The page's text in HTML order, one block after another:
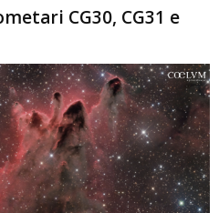
CG30, CG31 e